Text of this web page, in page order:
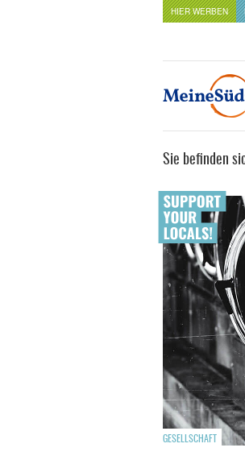
HIER WERBEN
Sie befinden
GESELLSCHAFT